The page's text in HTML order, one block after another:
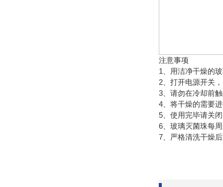
注意事项
1、用洁净干燥的
2、打开电源开关
3、请勿在冷却前
4、将干燥的需要
5、使用完毕请关
6、玻璃灭菌珠每
7、严格清洗干燥